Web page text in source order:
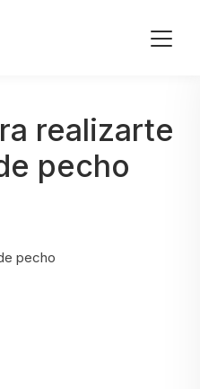
realizarte
pecho